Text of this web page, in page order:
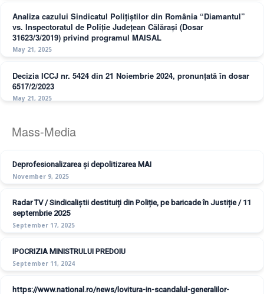
Analiza cazului Sindicatul Polițiștilor din România “Diamantul”
vs. Inspectoratul de Poliție Județean Călărași (Dosar
31623/3/2019) privind programul MAISAL
May 21, 2025
Decizia ICCJ nr. 5424 din 21 Noiembrie 2024, pronunțată în dosar
6517/2/2023
May 21, 2025
Mass-Media
Deprofesionalizarea și depolitizarea MAI
November 9, 2025
Radar TV / Sindicaliștii destituiți din Poliție, pe baricade în Justiție / 11
septembrie 2025
September 17, 2025
IPOCRIZIA MINISTRULUI PREDOIU
September 11, 2024
https://www.national.ro/news/lovitura-in-scandalul-generalilor-